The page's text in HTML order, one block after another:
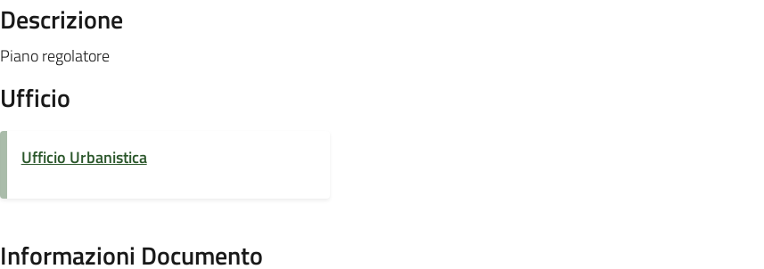
Descrizione
Piano regolatore
Ufficio
Ufficio Urbanistica
Informazioni Documento